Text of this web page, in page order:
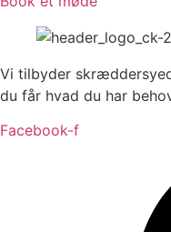
Vi tilbyder
du får hvad du har
Facebook-f